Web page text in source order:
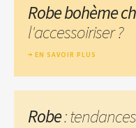
Robe bohème
l'accessoiriser ?
EN SAVOIR PLUS
Robe: